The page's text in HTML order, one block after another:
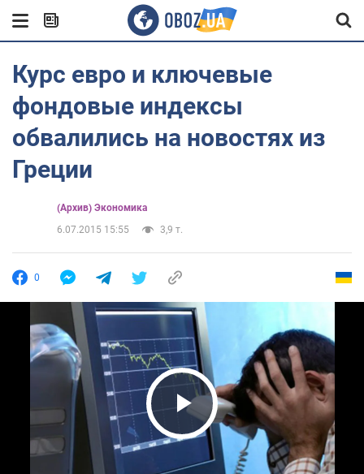
Курс евро и ключевые
фондовые индексы
обвалились на новостях из
Греции
(Архив) Экономика
6.07.2015 15:55
3,9 т.
0
Play Video